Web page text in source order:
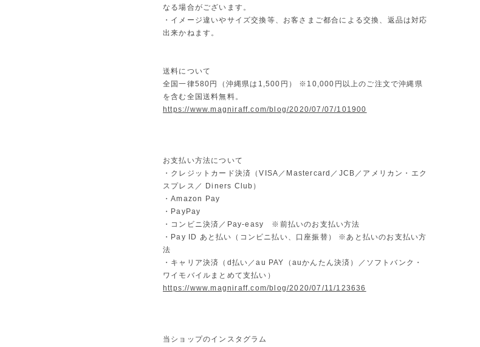
なる場合がございます。
・イメージ違いやサイズ交換等、お客さまご都合による交換、返品は対応
出来かねます。
送料について
全国一律580円（沖縄県は1,500円） ※10,000円以上のご注文で沖縄県
を含む全国送料無料。
https://www.magniraff.com/blog/2020/07/07/101900
お支払い方法について
・クレジットカード決済（VISA／Mastercard／JCB／アメリカン・エク
スプレス／ Diners Club）
・Amazon Pay
・PayPay
・コンビニ決済／Pay-easy ※前払いのお支払い方法
・Pay ID あと払い（コンビニ払い、口座振替） ※あと払いのお支払い方
法
・キャリア決済（d払い／au PAY（auかんたん決済）／ソフトバンク・
ワイモバイルまとめて支払い）
https://www.magniraff.com/blog/2020/07/11/123636
当ショップのインスタグラム